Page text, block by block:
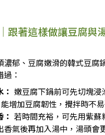
跟著這樣做讓豆腐與
濃郁、豆腐嫩滑的韓式豆腐
：
嫩豆腐下鍋前可先切塊浸
增加豆腐韌性，攪拌時不易
若時間充裕，可先用紫蘇
香氣後再加入湯中，湯頭會